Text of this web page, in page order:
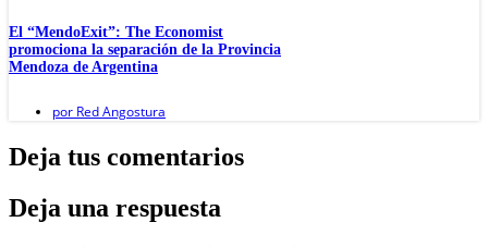
El “MendoExit”: The Economist
promociona la separación de la Provincia
Mendoza de Argentina
por Red Angostura
Deja tus comentarios
Deja una respuesta